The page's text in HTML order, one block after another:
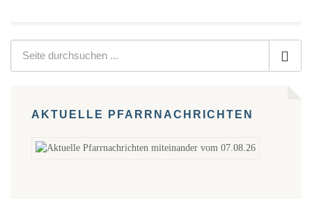
AKTUELLE PFARRNACHRICHTEN